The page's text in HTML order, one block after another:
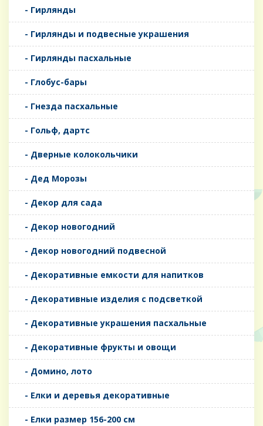
- Гирлянды
- Гирлянды и подвесные украшения
- Гирлянды пасхальные
- Глобус-бары
- Гнезда пасхальные
- Гольф, дартс
- Дверные колокольчики
- Дед Морозы
- Декор для сада
- Декор новогодний
- Декор новогодний подвесной
- Декоративные емкости для напитков
- Декоративные изделия с подсветкой
- Декоративные украшения пасхальные
- Декоративные фрукты и овощи
- Домино, лото
- Елки и деревья декоративные
- Елки размер 156-200 см